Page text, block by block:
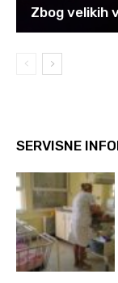
Zbog velikih
SERVISNE